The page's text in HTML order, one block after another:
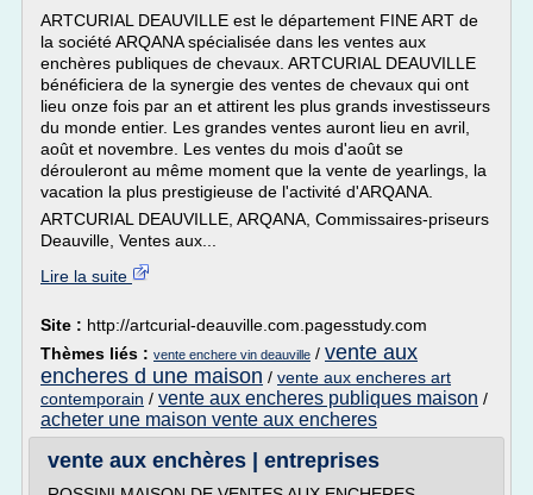
ARTCURIAL DEAUVILLE est le département FINE ART de
la société ARQANA spécialisée dans les ventes aux
enchères publiques de chevaux. ARTCURIAL DEAUVILLE
bénéficiera de la synergie des ventes de chevaux qui ont
lieu onze fois par an et attirent les plus grands investisseurs
du monde entier. Les grandes ventes auront lieu en avril,
août et novembre. Les ventes du mois d'août se
dérouleront au même moment que la vente de yearlings, la
vacation la plus prestigieuse de l'activité d'ARQANA.
ARTCURIAL DEAUVILLE, ARQANA, Commissaires-priseurs
Deauville, Ventes aux...
Lire la suite
Site : http://artcurial-deauville.com.pagesstudy.com
Thèmes liés : vente enchere vin deauville / vente aux
encheres d une maison / vente aux encheres art
contemporain / vente aux encheres publiques maison /
acheter une maison vente aux encheres
vente aux enchères | entreprises